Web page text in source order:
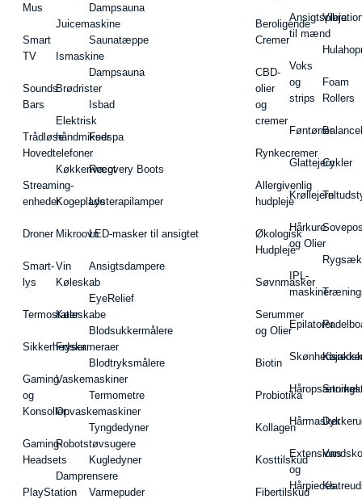
Mus
Smart
TV
Sounds
Bars
Trådløse
Hovedtelefoner
Streaming-
enheder
Droner
Smart-
lys
Termostater
Sikkerhedskameraer
Gaming
og
Konsoller
Gaming-
Headsets
PlayStation
Juicemaskine
Ismaskine
Brødrister
Elektrisk
håndmikser
Køkkenvægt
Kogeplade
Mikroovn
Vin
Køleskab
Køleskabe
Fryser
Vaskemaskiner
Opvaskemaskiner
Robotstøvsugere
Damprensere
Dampsauna
Saunatæppe
Dampsauna
Isbad
Fodspa
Recovery Boots
Lysterapilamper
LED-masker til ansigtet
Ansigtsdampere
EyeRelief
Blodsukkermålere
Blodtryksmålere
Termometre
Tyngdedyner
Kugledyner
Varmepuder
Beroligende
Cremer
CBD-
olier
og
cremer
Rynkecremer
Allergivenlig
hudpleje
Økologisk
Hudpleje
Søvnmasker
Serummer
og Olier
Biotin
Probiotika
Kollagen
Kosttilskud
Fibertilskud
Ansigtspleje
til mænd
Voks
og
strips
Føntørrer
Glattejern
Krøllejern
Hårkure
og Olier
IPL-
maskiner
Epilatorer
Hårmasker
Extensions
og
Hårpieces
Foam
Rollers
Cykler
Vandsko